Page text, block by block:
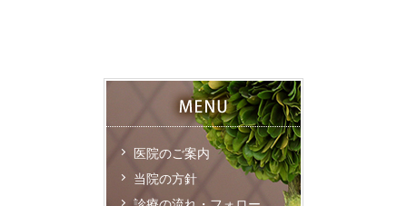
医院のご案内
当院の方針